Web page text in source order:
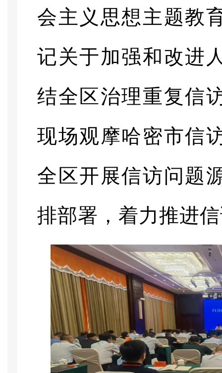
会主义思想主题教
记关于加强和改进
结全区治理重复信
现场观摩哈密市信
全区开展信访问题
排部署，着力推进